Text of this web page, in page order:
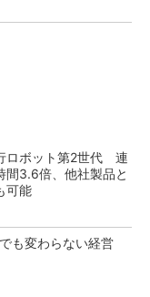
ロボット第2世代 連
間3.6倍、他社製品と
可能
も変わらない経営